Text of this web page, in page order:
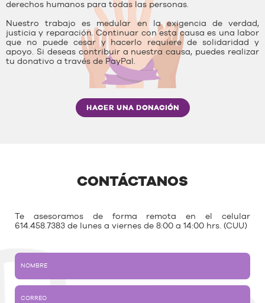
derechos humanos para todas las personas.
Nuestro trabajo es medular en la exigencia de verdad,
justicia y reparación. Continuar con esta causa es una labor
que no puede cesar y hacerlo requiere de solidaridad y
apoyo. Si deseas contribuir a nuestra causa, puedes realizar
tu donativo a través de PayPal.
HACER UNA DONACIÓN
CONTÁCTANOS
Te asesoramos de forma remota en el celular
614.458.7383 de lunes a viernes de 8:00 a 14:00 hrs. (CUU)